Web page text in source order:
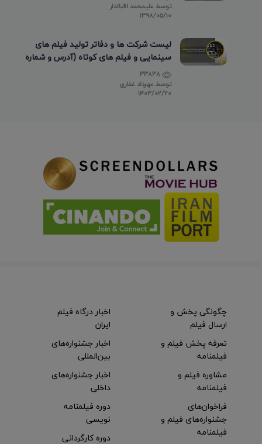
توسطعلیمحمد اقبالدار
۱۳۹۸/۰۵/۱۰
لیست شرکت ها و دفاتر تولید فیلم های
سینمایی و فیلم های کوتاه (آدرس و شماره
تماس)
توسط مهرداد غفاری
۱۴۰۳/۰۲/۲۰
چگونگی پخش و
ارسال فیلم
تعرفه پخش فیلم و
فیلمنامه
مشاوره فیلم و
فیلمنامه
اخبار درگاه فیلم
ایران
اخبار جشنواره‌های
بین‌المللی
اخبار جشنواره‌های
داخلی
فراخوان‌های
جشنواره‌های فیلم و
فیلمنامه
دوره فیلمنامه
نویسی
دوره کارگردانی